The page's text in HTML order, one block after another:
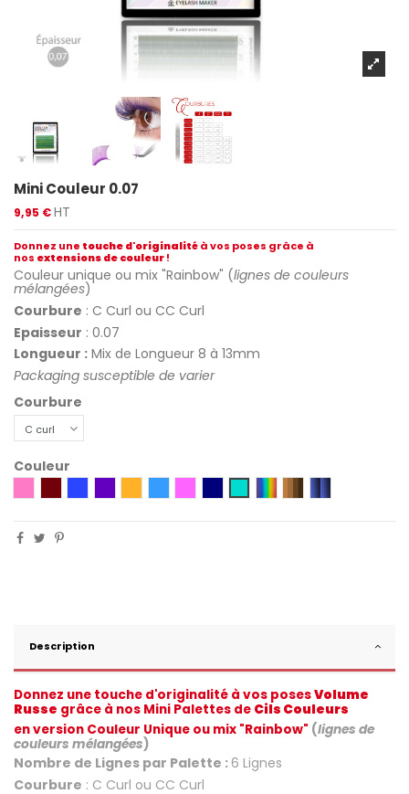
Mini Couleur 0.07
9,95 €HT
Donnez une touche d'originalitéà vos poses grâce à
nos extensions de couleur!
Couleur unique ou mix "Rainbow" (lignes de couleurs
mélangées)
Courbure : C Curl ou CC Curl
Epaisseur : 0.07
Longueur : Mix de Longueur 8 à 13mm
Packaging susceptible de varier
Courbure
Couleur
Turquoise
Description
Donnez une touche d'originalité à vos posesVolume
Russe grâce à nos Mini Palettes de Cils Couleurs
en version Couleur Unique ou mix "Rainbow" (lignes de
couleurs mélangées)
Nombre de Lignes par Palette : 6 Lignes
Courbure : C Curl ou CC Curl